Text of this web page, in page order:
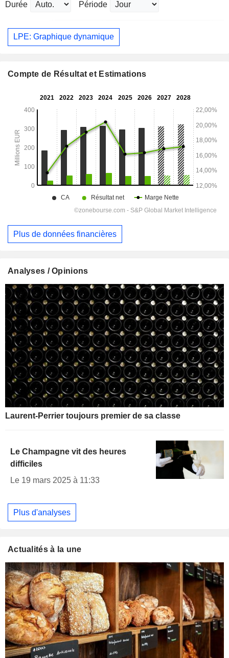
Durée Période
LPE: Graphique dynamique
Compte de Résultat et Estimations
Plus de données financières
Analyses / Opinions
Laurent-Perrier toujours premier de sa classe
Le Champagne vit des heures
difficiles
Le 19 mars 2025 à 11:33
Plus d'analyses
Actualités à la une